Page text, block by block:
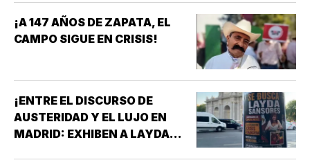
¡A 147 AÑOS DE ZAPATA, EL
CAMPO SIGUE EN CRISIS!
¡ENTRE EL DISCURSO DE
AUSTERIDAD Y EL LUJO EN
MADRID: EXHIBEN A LAYDA